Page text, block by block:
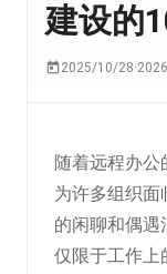
建设的
2025/10/28·
随着远程办公
为许多组织面
的闲聊和偶遇
仅限于工作上